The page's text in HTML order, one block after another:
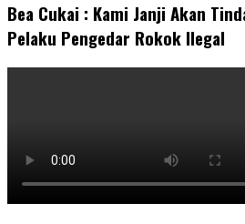
Bea Cukai : Kami Janji Akan
Pelaku Pengedar Rokok Ilegal